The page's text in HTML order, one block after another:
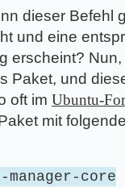
dieser Befehl
und eine
erscheint?
Paket, und
oft im Ubuntu-
mit
manager-core